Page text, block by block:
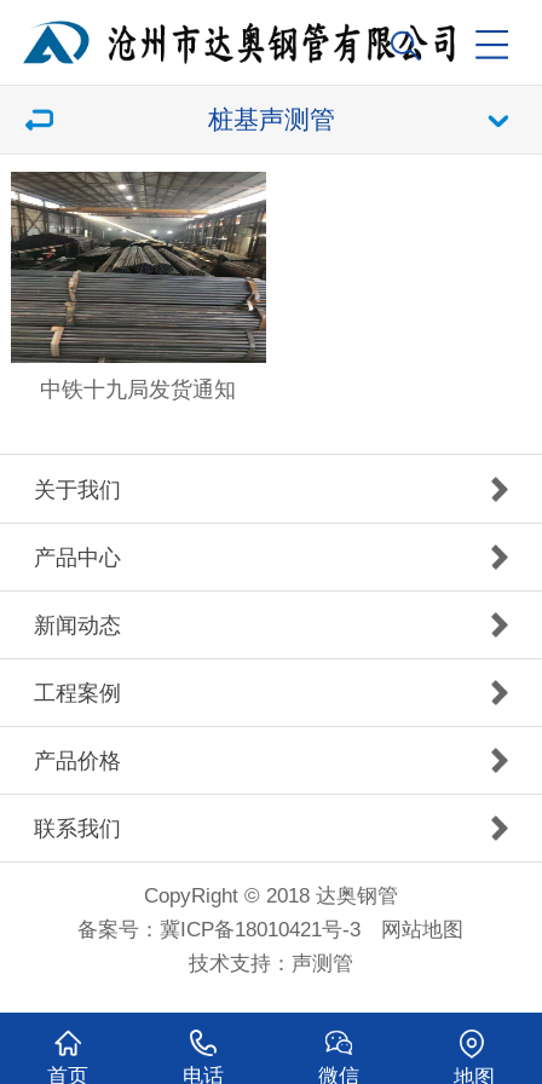
桩基声测管
中铁十九局发货通知
关于我们
产品中心
新闻动态
工程案例
产品价格
联系我们
CopyRight © 2018 达奥钢管
备案号：冀ICP备18010421号-3
网站地图
技术支持： 声测管
首页 电话 微信 地图